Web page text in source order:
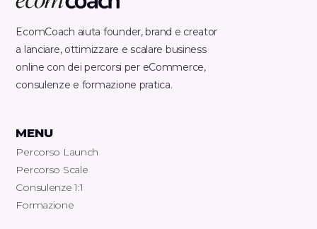
EcomCoach aiuta founder, brand e creator
a lanciare, ottimizzare e scalare business
online con dei percorsi per eCommerce,
consulenze e formazione pratica.
MENU
Percorso Launch
Percorso Scale
Consulenze 1:1
Formazione